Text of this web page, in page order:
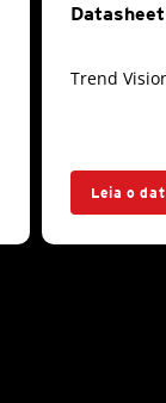
Datasheet
Trend
Leia o